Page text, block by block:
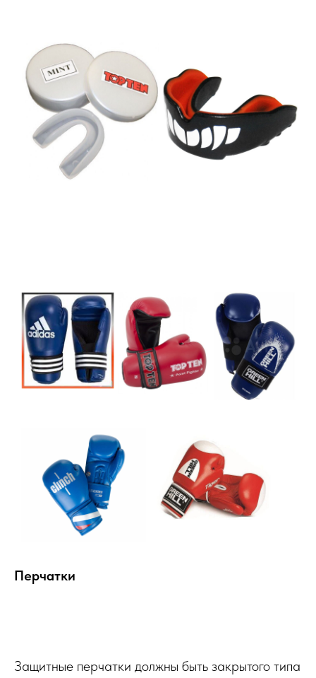
Перчатки
Защитные перчатки должны быть закрытого типа